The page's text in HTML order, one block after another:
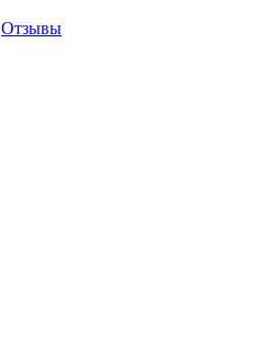
Отзывы